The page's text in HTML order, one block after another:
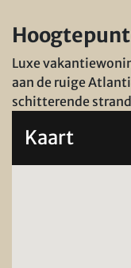
Luxe
aan de ruige
schitterende
Kaart